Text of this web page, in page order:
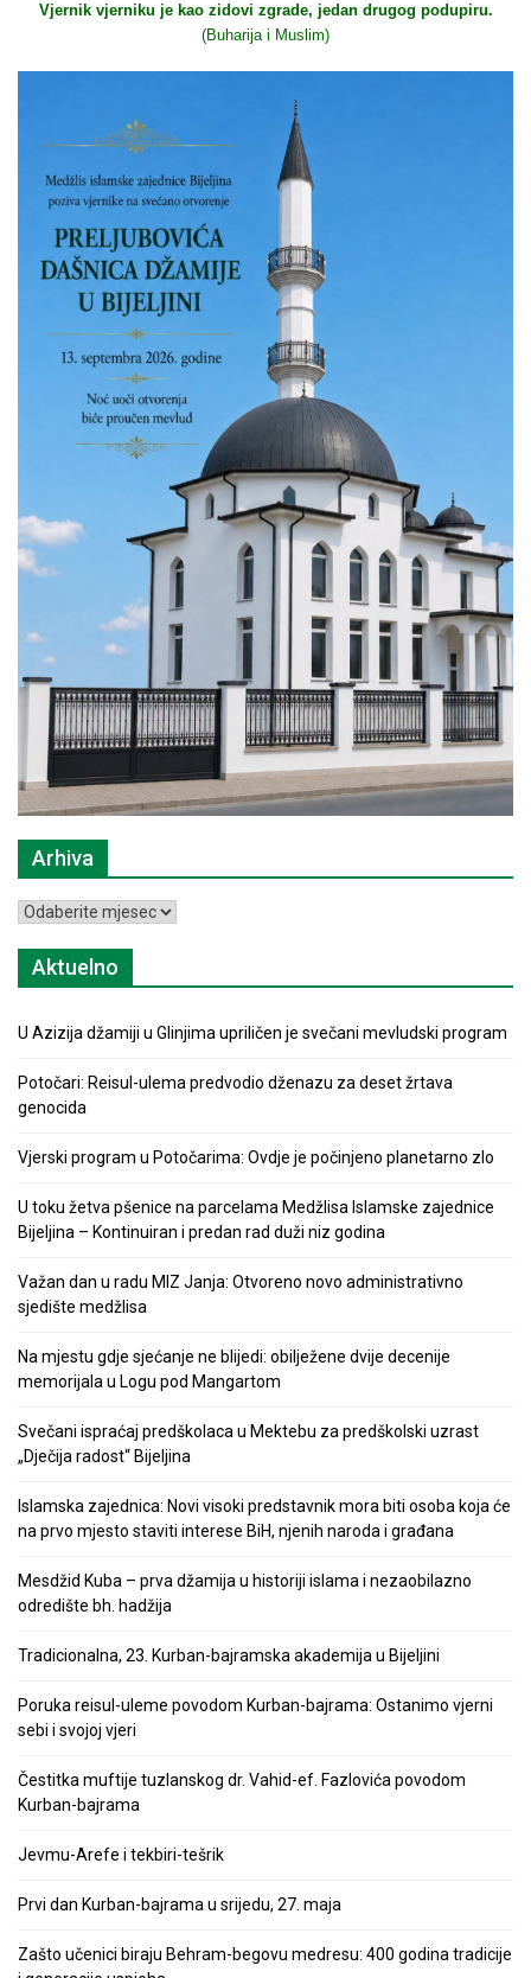
Vjernik vjerniku je kao zidovi zgrade, jedan drugog podupiru.
(Buharija i Muslim)
Arhiva
Arhiva
Aktuelno
U Azizija džamiji u Glinjima upriličen je svečani mevludski program
Potočari: Reisul-ulema predvodio dženazu za deset žrtava
genocida
Vjerski program u Potočarima: Ovdje je počinjeno planetarno zlo
U toku žetva pšenice na parcelama Medžlisa Islamske zajednice
Bijeljina – Kontinuiran i predan rad duži niz godina
Važan dan u radu MIZ Janja: Otvoreno novo administrativno
sjedište medžlisa
Na mjestu gdje sjećanje ne blijedi: obilježene dvije decenije
memorijala u Logu pod Mangartom
Svečani ispraćaj predškolaca u Mektebu za predškolski uzrast
„Dječija radost“ Bijeljina
Islamska zajednica: Novi visoki predstavnik mora biti osoba koja će
na prvo mjesto staviti interese BiH, njenih naroda i građana
Mesdžid Kuba – prva džamija u historiji islama i nezaobilazno
odredište bh. hadžija
Tradicionalna, 23. Kurban-bajramska akademija u Bijeljini
Poruka reisul-uleme povodom Kurban-bajrama: Ostanimo vjerni
sebi i svojoj vjeri
Čestitka muftije tuzlanskog dr. Vahid-ef. Fazlovića povodom
Kurban-bajrama
Jevmu-Arefe i tekbiri-tešrik
Prvi dan Kurban-bajrama u srijedu, 27. maja
Zašto učenici biraju Behram-begovu medresu: 400 godina tradicije